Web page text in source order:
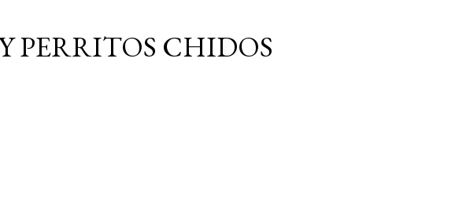
PERRITOS CHIDOS